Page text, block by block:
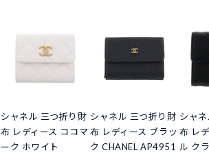
シャネル 三つ折り財
布 レディース ココマ
ーク ホワイト
シャネル 三つ折り財
布 レディース ブラッ
ク CHANEL AP4951
シャ
布 レ
ル ク